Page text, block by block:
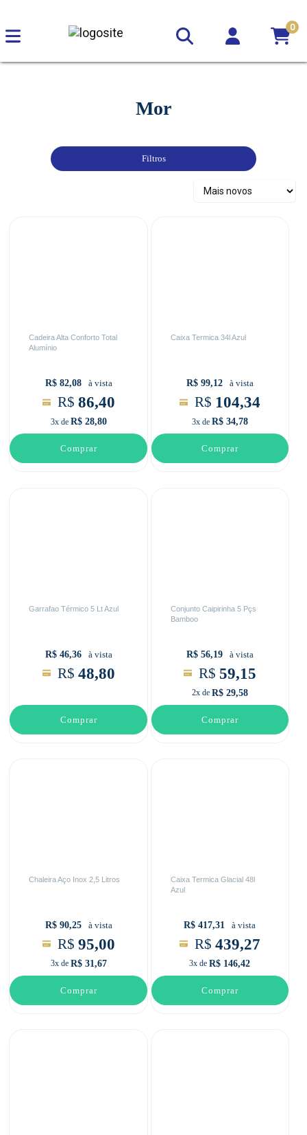
0
Mor
Filtros
Cadeira Alta Conforto Total
Alumínio
R$ 82,08 à vista
R$ 86,40
3x de R$ 28,80
Comprar
Caixa Termica 34l Azul
R$ 99,12 à vista
R$ 104,34
3x de R$ 34,78
Comprar
Garrafao Térmico 5 Lt Azul
R$ 46,36 à vista
R$ 48,80
Comprar
Conjunto Caipirinha 5 Pçs
Bamboo
R$ 56,19 à vista
R$ 59,15
2x de R$ 29,58
Comprar
Chaleira Aço Inox 2,5 Litros
R$ 90,25 à vista
R$ 95,00
3x de R$ 31,67
Comprar
Caixa Termica Glacial 48l
Azul
R$ 417,31 à vista
R$ 439,27
3x de R$ 146,42
Comprar